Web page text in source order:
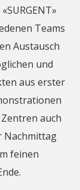
Teams
Austausch
und
aus erster
auch
Nachmittag
feinen